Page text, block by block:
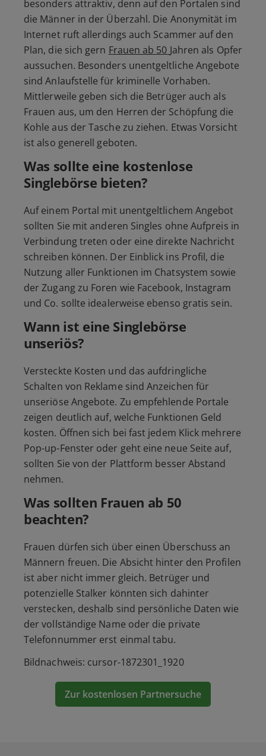
besonders attraktiv, denn auf den Portalen sind
die Männer in der Überzahl. Die Anonymität im
Internet ruft allerdings auch Scammer auf den
Plan, die sich gern Frauen ab 50 Jahren als Opfer
aussuchen. Besonders unentgeltliche Angebote
sind Anlaufstelle für kriminelle Vorhaben.
Mittlerweile geben sich die Betrüger auch als
Frauen aus, um den Herren der Schöpfung die
Kohle aus der Tasche zu ziehen. Etwas Vorsicht
ist also generell geboten.
Was sollte eine kostenlose
Singlebörse bieten?
Auf einem Portal mit unentgeltlichem Angebot
sollten Sie mit anderen Singles ohne Aufpreis in
Verbindung treten oder eine direkte Nachricht
schreiben können. Der Einblick ins Profil, die
Nutzung aller Funktionen im Chatsystem sowie
der Zugang zu Foren wie Facebook, Instagram
und Co. sollte idealerweise ebenso gratis sein.
Wann ist eine Singlebörse
unseriös?
Versteckte Kosten und das aufdringliche
Schalten von Reklame sind Anzeichen für
unseriöse Angebote. Zu empfehlende Portale
zeigen deutlich auf, welche Funktionen Geld
kosten. Öffnen sich bei fast jedem Klick mehrere
Pop-up-Fenster oder geht eine neue Seite auf,
sollten Sie von der Plattform besser Abstand
nehmen.
Was sollten Frauen ab 50
beachten?
Frauen dürfen sich über einen Überschuss an
Männern freuen. Die Absicht hinter den Profilen
ist aber nicht immer gleich. Betrüger und
potenzielle Stalker könnten sich dahinter
verstecken, deshalb sind persönliche Daten wie
der vollständige Name oder die private
Telefonnummer erst einmal tabu.
Bildnachweis: cursor-1872301_1920
Zur kostenlosen Partnersuche